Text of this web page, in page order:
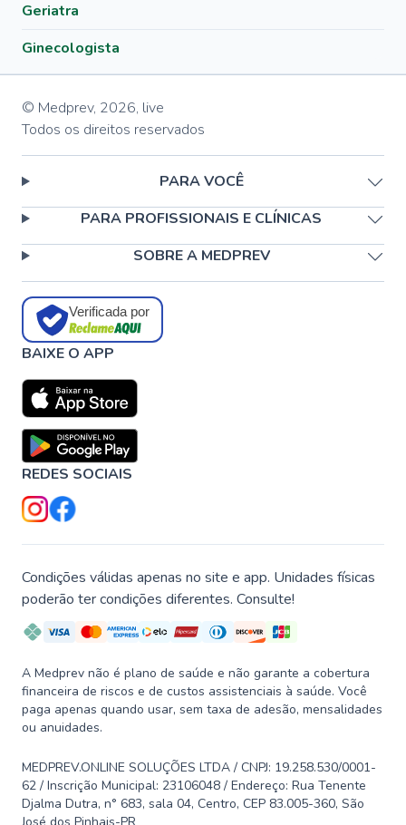
Geriatra
Ginecologista
© Medprev, 2026, live
Todos os direitos reservados
PARA VOCÊ
PARA PROFISSIONAIS E CLÍNICAS
SOBRE A MEDPREV
Verificada por
BAIXE O APP
REDES SOCIAIS
Condições válidas apenas no site e app. Unidades físicas
poderão ter condições diferentes. Consulte!
A Medprev não é plano de saúde e não garante a cobertura
financeira de riscos e de custos assistenciais à saúde. Você
paga apenas quando usar, sem taxa de adesão, mensalidades
ou anuidades.
MEDPREV.ONLINE SOLUÇÕES LTDA / CNPJ: 19.258.530/0001-
62 / Inscrição Municipal: 23106048 / Endereço: Rua Tenente
Djalma Dutra, n° 683, sala 04, Centro, CEP 83.005-360, São